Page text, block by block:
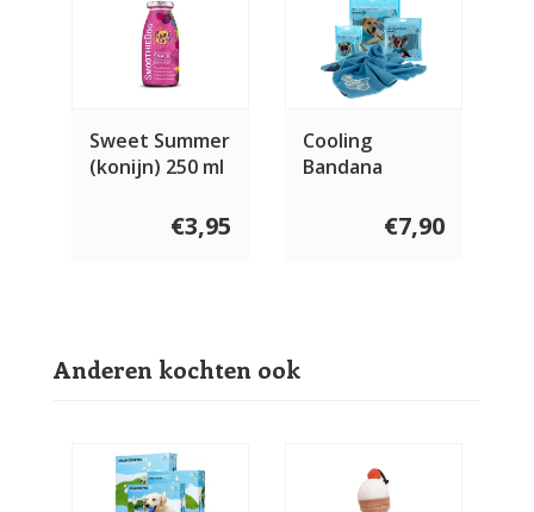
Sweet Summer
(konijn) 250 ml
€3,95
Cooling
Bandana
€7,90
Anderen kochten ook